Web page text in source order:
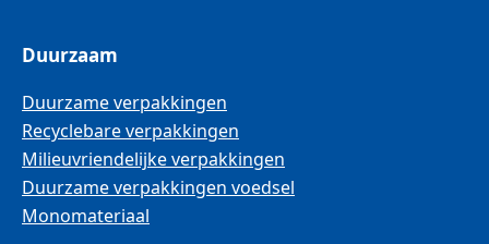
Duurzaam
Duurzame verpakkingen
Recyclebare verpakkingen
Milieuvriendelijke verpakkingen
Duurzame verpakkingen voedsel
Monomateriaal